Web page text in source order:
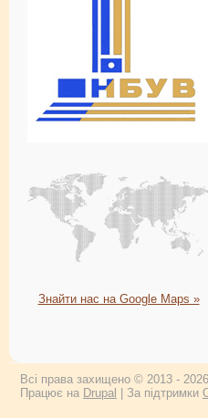
Знайти нас на Google Maps »
Всі права захищено © 2013 - 2026
Працює на Drupal | За підтримки